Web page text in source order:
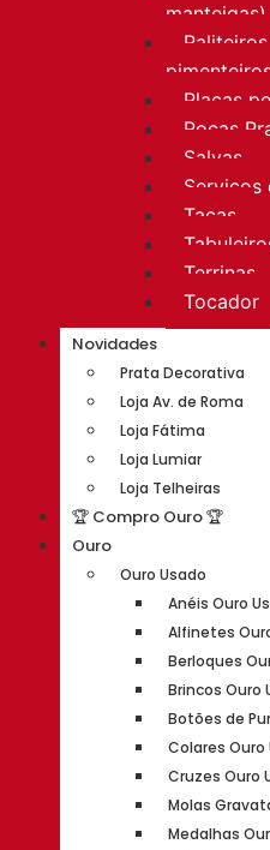
manteigas)
pimenteiros
Placas
Rocas
Salvas
Serviços
Taças
Terrinas
Tocador
Novidades
Prata Decorativa
Loja Av. de Roma
Loja Fátima
Loja Lumiar
Loja Telheiras
🏆 Compro Ouro 🏆
Ouro
Ouro Usado
Anéis Ouro
Alfinetes
Berloques
Brincos Ouro
Botões de
Colares Ouro
Cruzes Ouro
Molas
Medalhas